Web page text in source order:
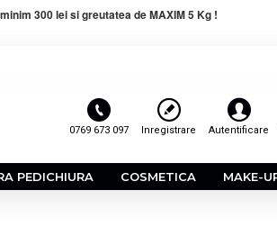
300 lei si greutatea de MAXIM 5 Kg !
0769 673 097 Inregistrare Autentificare
PEDICHIURA COSMETICA MAKE-